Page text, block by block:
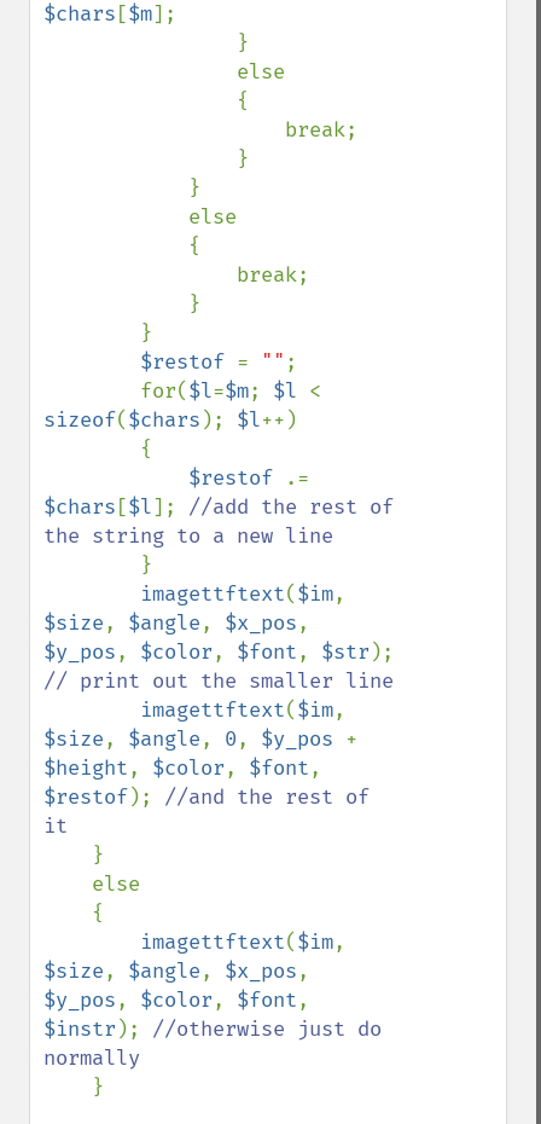
$chars [$m];
$restof = "" ;
        for(
$l=$m; $l
sizeof($chars ); $l++)
$restof
$chars [$l]; //add the rest of
the string to a new line
}
imagettftext($im
$size, $angle, $x_pos
$y_pos, $color, $font, $str
// print out the smaller line
imagettftext($im
$size, $angle, 0, $y_pos
$height, $color, $font
$restof); //and the rest of
it
}
imagettftext($im
$size, $angle, $x_pos
$y_pos, $color, $font
$instr ); //otherwise just do
normally
}